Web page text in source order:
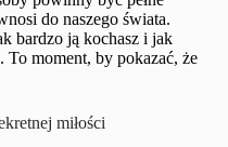
do naszego świata.
bardzo ją kochasz i jak
To moment, by pokazać, że
miłości